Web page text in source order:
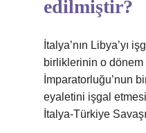
edilmiştir?
İtalya’nın Libya’yı
birliklerinin o dönem
İmparatorluğu’nun
eyaletini işgal
İtalya-Türkiye